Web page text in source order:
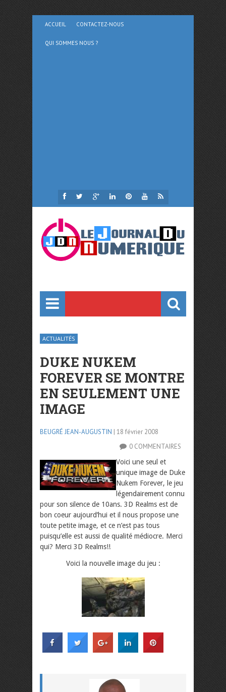
ACCUEIL CONTACTEZ-NOUS
QUI SOMMES NOUS ?
ACTUALITÉS
DUKE NUKEM
FOREVER SE MONTRE
EN SEULEMENT UNE
IMAGE
BEUGRÉ JEAN-AUGUSTIN | 18 février 2008
0 COMMENTAIRES
Voici une seul et
unique image de Duke
Nukem Forever, le jeu
légendairement connu
pour son silence de 10ans. 3D Realms est de
bon coeur aujourd’hui et il nous propose une
toute petite image, et ce n’est pas tous
puisqu’elle est aussi de qualité médiocre. Merci
qui? Merci 3D Realms!!
Voici la nouvelle image du jeu :